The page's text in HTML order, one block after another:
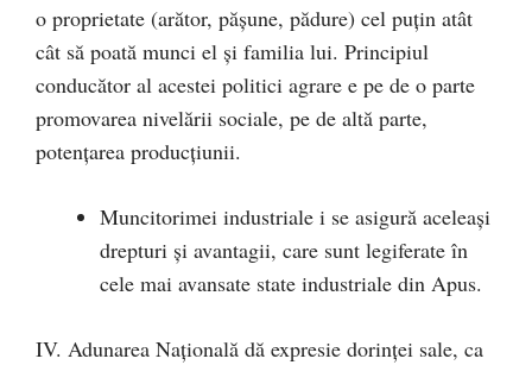
o proprietate (arător, pășune, pădure) cel puțin atât
cât să poată munci el și familia lui. Principiul
conducător al acestei politici agrare e pe de o parte
promovarea nivelării sociale, pe de altă parte,
potențarea producțiunii.
Muncitorimei industriale i se asigură aceleași
drepturi și avantagii, care sunt legiferate în
cele mai avansate state industriale din Apus.
IV. Adunarea Națională dă expresie dorinței sale, ca